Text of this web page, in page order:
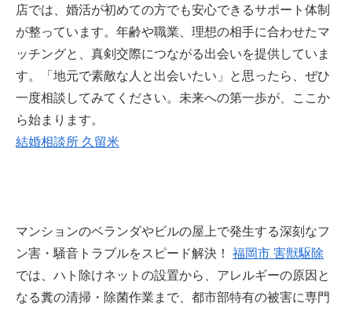
店では、婚活が初めての方でも安心できるサポート体制
が整っています。年齢や職業、理想の相手に合わせたマ
ッチングと、真剣交際につながる出会いを提供していま
す。「地元で素敵な人と出会いたい」と思ったら、ぜひ
一度相談してみてください。未来への第一歩が、ここか
ら始まります。
結婚相談所 久留米
マンションのベランダやビルの屋上で発生する深刻なフ
ン害・騒音トラブルをスピード解決！ 福岡市 害獣駆除
では、ハト除けネットの設置から、アレルギーの原因と
なる糞の清掃・除菌作業まで、都市部特有の被害に専門